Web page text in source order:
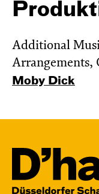
Additional
Arrangements,
Moby Dick